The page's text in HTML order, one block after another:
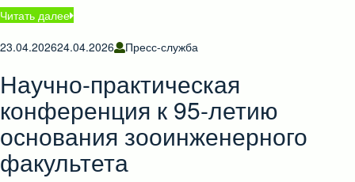
Читать далее
23.04.202624.04.2026 Пресс-служба
Научно-практическая
конференция к 95-летию
основания зооинженерного
факультета